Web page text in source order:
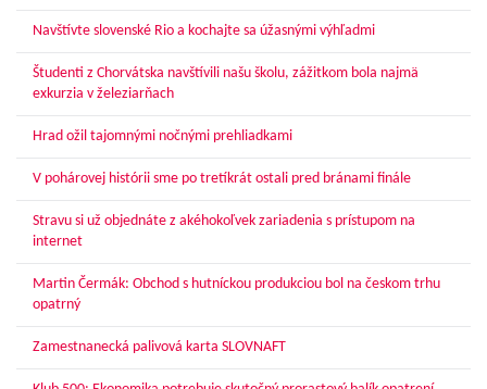
Navštívte slovenské Rio a kochajte sa úžasnými výhľadmi
Študenti z Chorvátska navštívili našu školu, zážitkom bola najmä
exkurzia v železiarňach
Hrad ožil tajomnými nočnými prehliadkami
V pohárovej histórii sme po tretíkrát ostali pred bránami finále
Stravu si už objednáte z akéhokoľvek zariadenia s prístupom na
internet
Martin Čermák: Obchod s hutníckou produkciou bol na českom trhu
opatrný
Zamestnanecká palivová karta SLOVNAFT